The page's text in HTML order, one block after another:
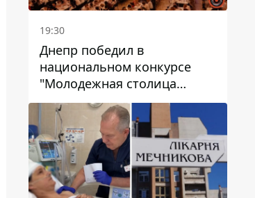
19:30
Днепр победил в
национальном конкурсе
"Молодежная столица
Украины – 2026"